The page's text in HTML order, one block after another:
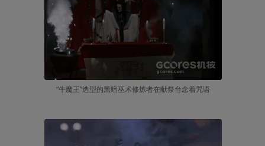
“牛魔王”造型的黑暗巫术修炼者在献祭台念着咒语